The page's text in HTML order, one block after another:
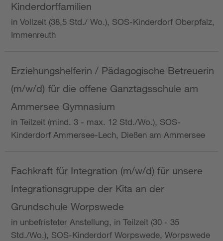
Kinderdorffamilien
in Vollzeit (38,5 Std./ Wo.), SOS-Kinderdorf Oberpfalz,
Immenreuth
Erziehungshelferin / Pädagogische Betreuerin
(m/w/d) für die offene Ganztagsschule am
Ammersee Gymnasium
in Teilzeit (mind. 3 - max. 12 Std./Wo.), SOS-
Kinderdorf Ammersee-Lech, Dießen am Ammersee
Fachkraft für Integration (m/w/d) für unsere
Integrationsgruppe der Kita an der
Grundschule Worpswede
in unbefristeter Anstellung, in Teilzeit (30 - 35
Std./Wo.), SOS-Kinderdorf Worpswede, Worpswede